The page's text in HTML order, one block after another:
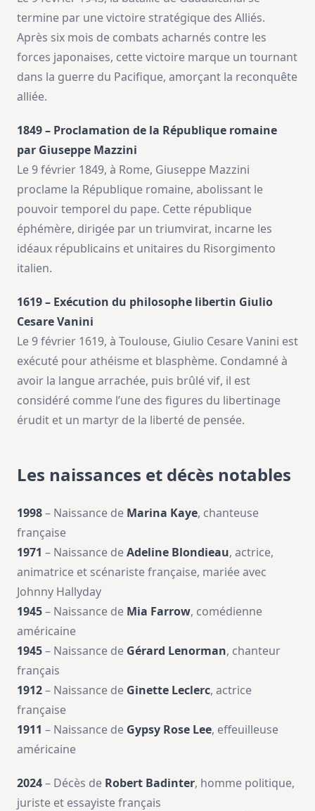
termine par une victoire stratégique des Alliés.
Après six mois de combats acharnés contre les
forces japonaises, cette victoire marque un tournant
dans la guerre du Pacifique, amorçant la reconquête
alliée.
1849 – Proclamation de la République romaine
par Giuseppe Mazzini
Le 9 février 1849, à Rome, Giuseppe Mazzini
proclame la République romaine, abolissant le
pouvoir temporel du pape. Cette république
éphémère, dirigée par un triumvirat, incarne les
idéaux républicains et unitaires du Risorgimento
italien.
1619 – Exécution du philosophe libertin Giulio
Cesare Vanini
Le 9 février 1619, à Toulouse, Giulio Cesare Vanini est
exécuté pour athéisme et blasphème. Condamné à
avoir la langue arrachée, puis brûlé vif, il est
considéré comme l’une des figures du libertinage
érudit et un martyr de la liberté de pensée.
Les naissances et décès notables
1998– Naissance de Marina Kaye, chanteuse
française
1971 – Naissance deAdeline Blondieau, actrice,
animatrice et scénariste française, mariée avec
Johnny Hallyday
1945– Naissance de Mia Farrow, comédienne
américaine
1945– Naissance de Gérard Lenorman, chanteur
français
1912– Naissance de Ginette Leclerc, actrice
française
1911 – Naissance de Gypsy Rose Lee, effeuilleuse
américaine
2024– Décès de Robert Badinter, homme politique,
juriste et essayiste français